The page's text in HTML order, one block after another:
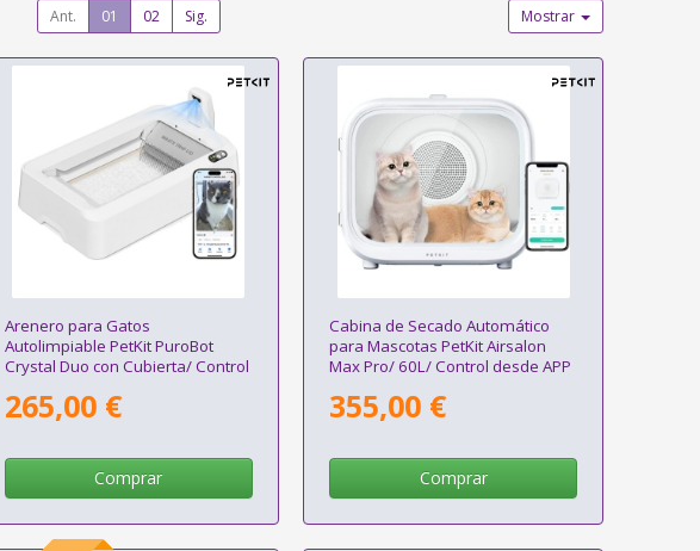
Ant. 01 02 Sig. Mostrar
Arenero para Gatos
Autolimpiable PetKit PuroBot
Crystal Duo con Cubierta/ Control
265,00 €
Comprar
Cabina de Secado Automático
para Mascotas PetKit Airsalon
Max Pro/ 60L/ Control desde APP
355,00 €
Comprar